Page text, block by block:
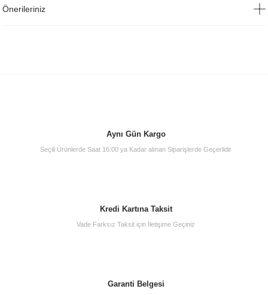
Önerileriniz
Aynı Gün Kargo
Seçili Ürünlerde Saat 16:00 ya Kadar alınan Siparişlerde Geçerlidir
Kredi Kartına Taksit
Vade Farksız Taksit için İletişime Geçiniz
Garanti Belgesi